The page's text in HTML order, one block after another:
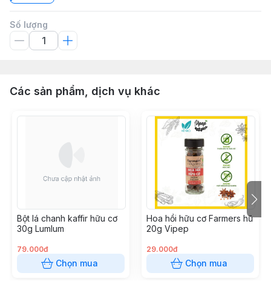
Số lượng
Các sản phẩm, dịch vụ khác
Bột lá chanh kaffir hữu cơ
30g Lumlum
79.000đ
Chọn mua
Hoa hồi hữu cơ Farmers hũ
20g Vipep
29.000đ
Chọn mua